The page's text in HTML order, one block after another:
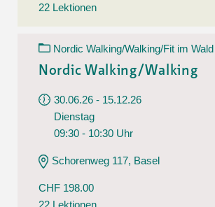
22 Lektionen
Nordic Walking/Walking/Fit im
Nordic Walking/Walking
30.06.26 - 15.12.26
Dienstag
09:30 - 10:30 Uhr
Schorenweg 117, Basel
CHF 198.00
22 Lektionen